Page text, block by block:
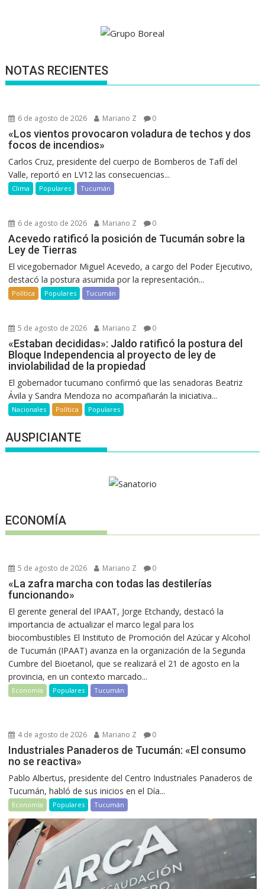
NOTAS RECIENTES
6 de agosto de 2026 Mariano Z 0
«Los vientos provocaron voladura de techos y dos
focos de incendios»
Carlos Cruz, presidente del cuerpo de Bomberos de Tafí del
Valle, reportó en LV12 las consecuencias...
Clima Populares Tucumán
6 de agosto de 2026 Mariano Z 0
Acevedo ratificó la posición de Tucumán sobre la
Ley de Tierras
El vicegobernador Miguel Acevedo, a cargo del Poder Ejecutivo,
destacó la postura asumida por la representación...
Política Populares Tucumán
5 de agosto de 2026 Mariano Z 0
«Estaban decididas»: Jaldo ratificó la postura del
Bloque Independencia al proyecto de ley de
inviolabilidad de la propiedad
El gobernador tucumano confirmó que las senadoras Beatriz
Ávila y Sandra Mendoza no acompañarán la iniciativa...
Nacionales Política Populares
AUSPICIANTE
ECONOMÍA
5 de agosto de 2026 Mariano Z 0
«La zafra marcha con todas las destilerías
funcionando»
El gerente general del IPAAT, Jorge Etchandy, destacó la
importancia de actualizar el marco legal para los
biocombustibles El Instituto de Promoción del Azúcar y Alcohol
de Tucumán (IPAAT) avanza en la organización de la Segunda
Cumbre del Bioetanol, que se realizará el 21 de agosto en la
provincia, en un contexto marcado...
Economía Populares Tucumán
4 de agosto de 2026 Mariano Z 0
Industriales Panaderos de Tucumán: «El consumo
no se reactiva»
Pablo Albertus, presidente del Centro Industriales Panaderos de
Tucumán, habló de sus inicios en el Día...
Economía Populares Tucumán